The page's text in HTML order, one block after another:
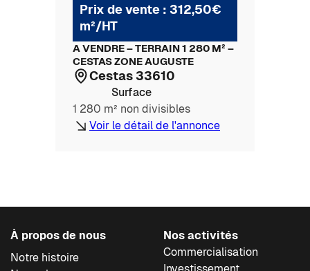
Prix de vente : 312,50€
m²/HT
A VENDRE – TERRAIN 1 280 M² –
CESTAS ZONE AUGUSTE
Cestas 33610
Surface
1 280 m² non divisibles
Voir le détail de l'annonce
À propos de nous
Notre histoire
Nos activités
Commercialisation